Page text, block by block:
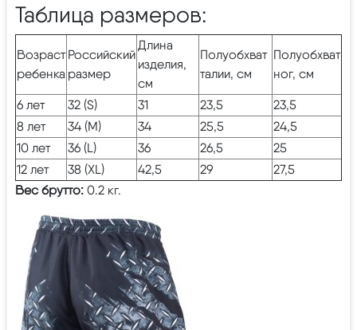
Таблица размеров:
Возраст
ребенка
Российский
размер
Длина
изделия,
см
Полуобхват
талии, см
Полуобхват
ног, см
6 лет 32 (S) 31 23,5
23,5
8 лет
34 (M) 34 25,5
24,5
10 лет
36 (L) 36 26,5
25
12 лет
38 (XL) 42,5 29
27,5
Вес брутто: 0.2 кг.